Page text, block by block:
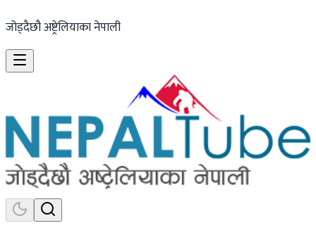
जोड्दैछौ अष्ट्रेलियाका नेपाली